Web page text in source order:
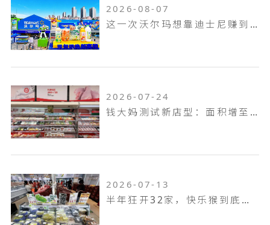
2026-08-07
这一次沃尔玛想靠迪士尼赚到山姆赚不到的钱！
2026-07-24
钱大妈测试新店型：面积增至100平米，扩充熟食烘焙品类，放大自有品牌
2026-07-13
半年狂开32家，快乐猴到底是家什么样的门店